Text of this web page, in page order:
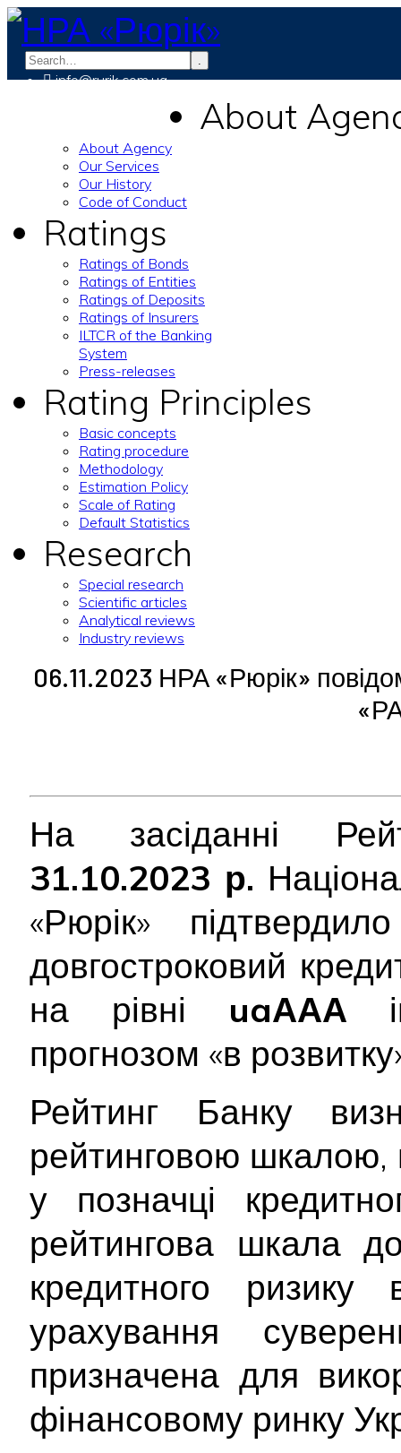
.
info@rurik.com.ua
About
About Agency
Our Services
Our History
Code of Conduct
Ratings
Ratings of Bonds
Ratings of Entities
Ratings of Deposits
Ratings of Insurers
ILTCR of the Banking
System
Press-releases
Rating Principles
Basic concepts
Rating procedure
Methodology
Estimation Policy
Scale of Rating
Default Statistics
Research
Special research
Scientific articles
Analytical reviews
Industry reviews
06.11.2023 НРА «Рюрік»
На засіданні
31.10.2023 р.
«Рюрік»
довгостроковий
на рівні uaААА
прогнозом «в
Рейтинг Банку
рейтинговою шкалою,
у позначці
рейтингова шкала
кредитного ризику
урахування
призначена для
фінансовому ринку